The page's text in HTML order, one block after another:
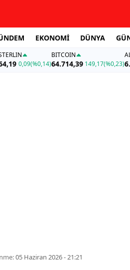
EKONOMİ DÜNYA
0,09(%0,14)
BITCOIN
64.714,39 149,17(%0,23)
05 Haziran 2026 - 21:21